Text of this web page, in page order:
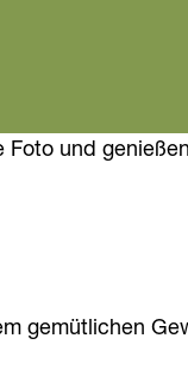
und
gemütlichen